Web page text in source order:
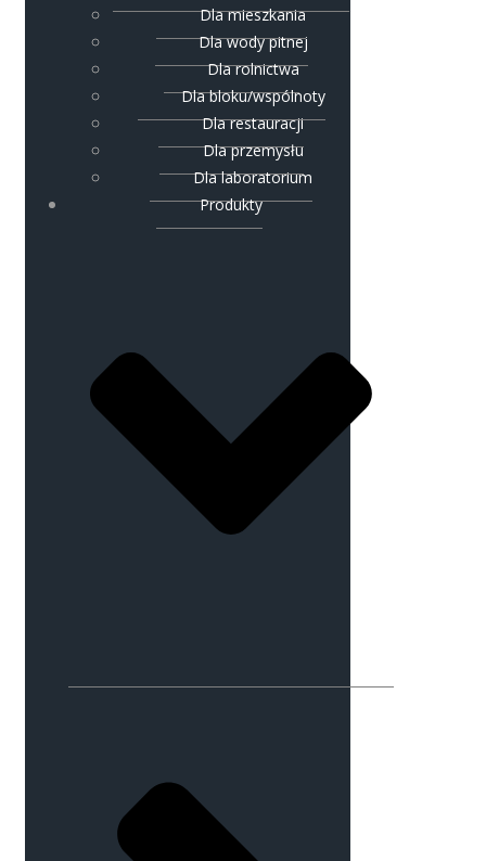
Dla mieszkania
Dla wody pitnej
Dla rolnictwa
Dla bloku/wspólnoty
Dla restauracji
Dla przemysłu
Dla laboratorium
Produkty